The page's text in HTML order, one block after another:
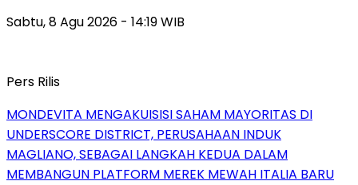
Sabtu, 8 Agu 2026 - 14:19 WIB
Pers Rilis
MONDEVITA MENGAKUISISI SAHAM MAYORITAS DI
UNDERSCORE DISTRICT, PERUSAHAAN INDUK
MAGLIANO, SEBAGAI LANGKAH KEDUA DALAM
MEMBANGUN PLATFORM MEREK MEWAH ITALIA BARU